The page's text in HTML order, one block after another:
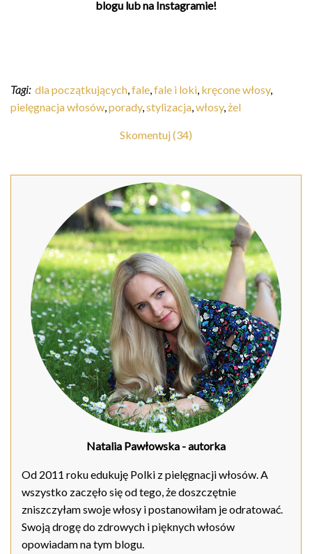
blogu lub na Instagramie!
Tagi: dla początkujących,fale,fale i loki, kręcone włosy,
pielęgnacja włosów,porady,stylizacja,włosy,żel
Skomentuj (34)
Natalia Pawłowska - autorka
Od 2011 roku edukuję Polki z pielęgnacji włosów. A
wszystko zaczęło się od tego, że doszczętnie
zniszczyłam swoje włosy i postanowiłam je odratować.
Swoją drogę do zdrowych i pięknych włosów
opowiadam na tym blogu.